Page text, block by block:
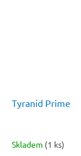
Tyranid Prime
Skladem (1 ks)